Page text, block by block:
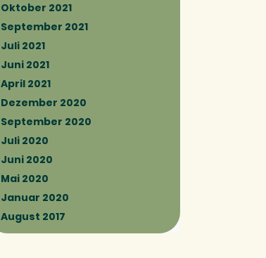
Oktober 2021
September 2021
Juli 2021
Juni 2021
April 2021
Dezember 2020
September 2020
Juli 2020
Juni 2020
Mai 2020
Januar 2020
August 2017